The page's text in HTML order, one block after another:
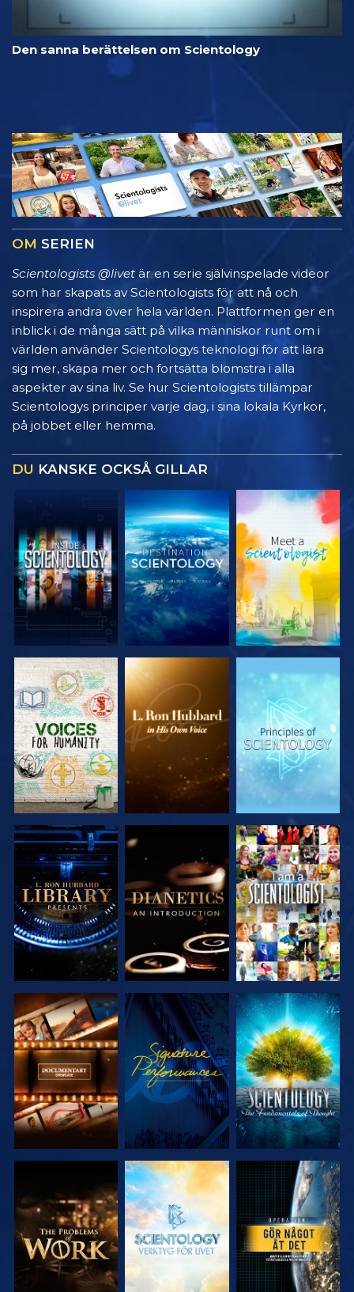
Den sanna berättelsen om Scientology
OM SERIEN
Scientologists @livet är en serie självinspelade videor
som har skapats av Scientologists för att nå och
inspirera andra över hela världen. Plattformen ger en
inblick i de många sätt på vilka människor runt om i
världen använder Scientologys teknologi för att lära
sig mer, skapa mer och fortsätta blomstra i alla
aspekter av sina liv. Se hur Scientologists tillämpar
Scientologys principer varje dag, i sina lokala Kyrkor,
på jobbet eller hemma.
DU KANSKE OCKSÅ GILLAR
UTFORSKA
SERIEN
UTFORSKA
SERIEN
UTFORSKA
SERIEN
UTFORSKA
SERIEN
UTFORSKA
SERIEN
TITTA
UTFORSKA
SERIEN
TITTA
UTFORSKA
SERIEN
UTFORSKA
SERIEN
UTFORSKA
SERIEN
TITTA